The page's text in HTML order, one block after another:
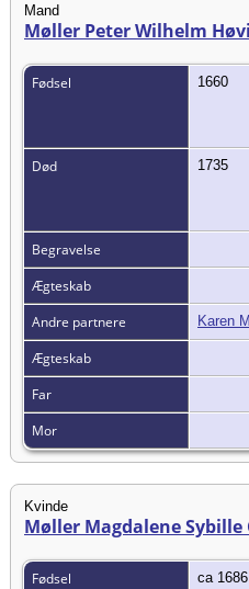
Mand
Møller Peter Wilhelm
Fødsel 1660
Død 1735
Begravelse
Ægteskab
Andre partnere
Karen
Ægteskab
Far
Mor
Kvinde
Møller Magdalene
Fødsel ca 1686